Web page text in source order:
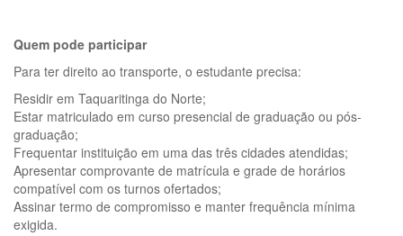
Quem pode participar
Para ter direito ao transporte, o estudante precisa:
Residir em Taquaritinga do Norte;
Estar matriculado em curso presencial de graduação ou pós-
graduação;
Frequentar instituição em uma das três cidades atendidas;
Apresentar comprovante de matrícula e grade de horários
compatível com os turnos ofertados;
Assinar termo de compromisso e manter frequência mínima
exigida.